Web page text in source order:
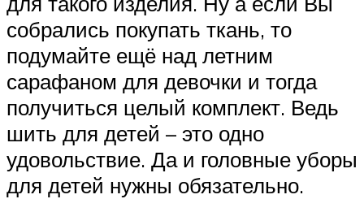
собрались покупать ткань, то
подумайте ещё над летним
сарафаном для девочки и тогда
получиться целый комплект. Ведь
шить для детей – это одно
удовольствие. Да и головные уборы
для детей нужны обязательно.